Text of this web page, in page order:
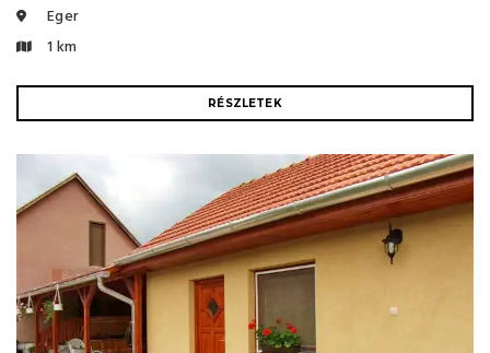
Eger
1 km
RÉSZLETEK